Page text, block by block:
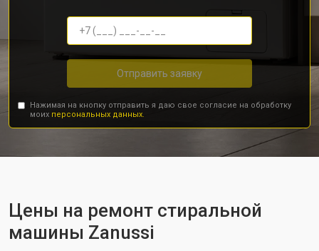
Отправить заявку
Нажимая на кнопку отправить я даю свое согласие на обработку
моих персональных данных.
Цены на ремонт стиральной
машины Zanussi